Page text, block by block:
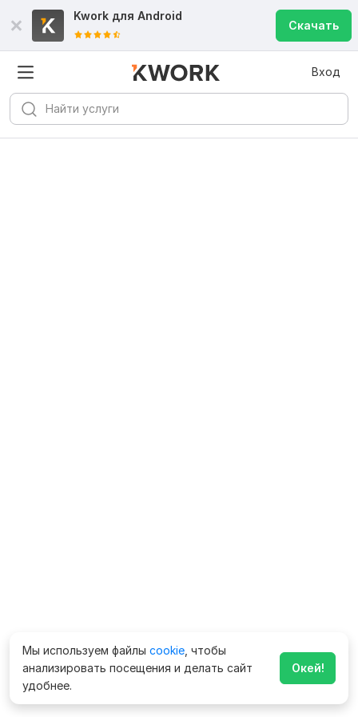
Kwork для Android
Скачать
Вход
Мы используем файлы cookie , чтобы
анализировать посещения и делать сайт
удобнее.
Окей!